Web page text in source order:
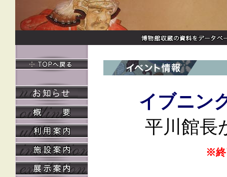
イブニン
平川館長
※終